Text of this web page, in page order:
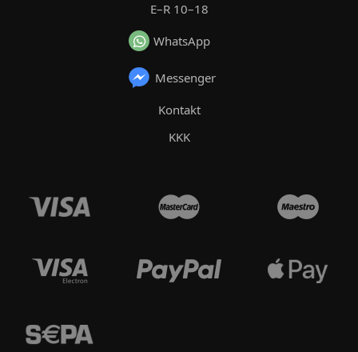
E–R 10–18
WhatsApp
Messenger
Kontakt
KKK